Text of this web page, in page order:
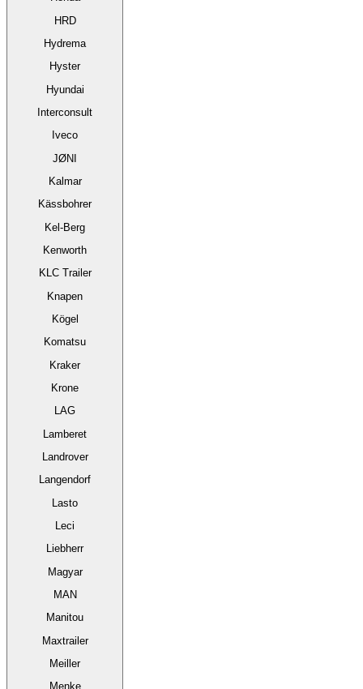
HRD
Hydrema
Hyster
Hyundai
Interconsult
Iveco
JØNI
Kalmar
Kässbohrer
Kel-Berg
Kenworth
KLC Trailer
Knapen
Kögel
Komatsu
Kraker
Krone
LAG
Lamberet
Landrover
Langendorf
Lasto
Leci
Liebherr
Magyar
MAN
Manitou
Maxtrailer
Meiller
Menke